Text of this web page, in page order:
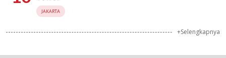
JAKARTA
+Selengkapnya